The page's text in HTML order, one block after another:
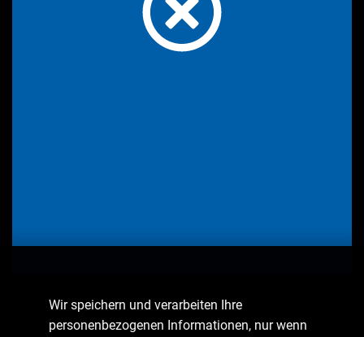
Wir speichern und verarbeiten Ihre
personenbezogenen Informationen, nur wenn